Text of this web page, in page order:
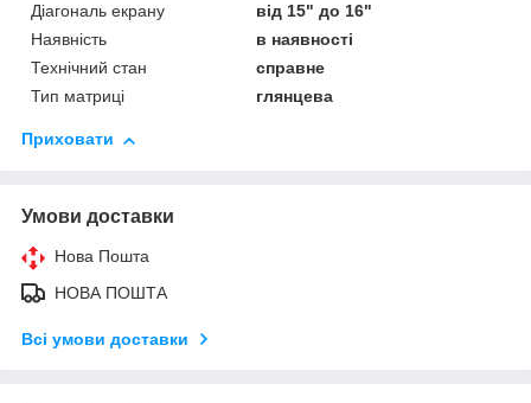
Діагональ екрану
від 15" до 16"
Наявність
в наявності
Технічний стан
справне
Тип матриці
глянцева
Приховати
Умови доставки
Нова Пошта
НОВА ПОШТА
Всі умови доставки